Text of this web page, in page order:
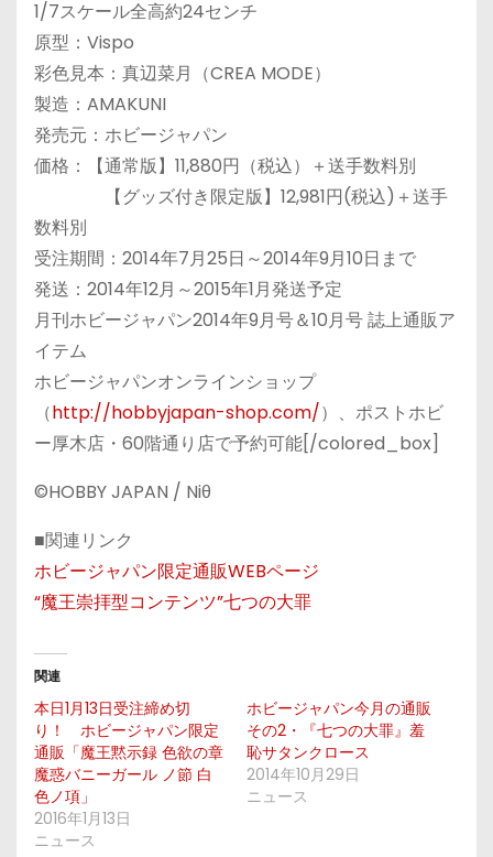
1/7スケール全高約24センチ
原型：Vispo
彩色見本：真辺菜月（CREA MODE）
製造：AMAKUNI
発売元：ホビージャパン
価格：【通常版】11,880円（税込）＋送手数料別
【グッズ付き限定版】12,981円(税込)＋送手
数料別
受注期間：2014年7月25日～2014年9月10日まで
発送：2014年12月～2015年1月発送予定
月刊ホビージャパン2014年9月号＆10月号 誌上通販ア
イテム
ホビージャパンオンラインショップ
（http://hobbyjapan-shop.com/）、ポストホビ
ー厚木店・60階通り店で予約可能[/colored_box]
©HOBBY JAPAN / Niθ
■関連リンク
ホビージャパン限定通販WEBページ
“魔王崇拝型コンテンツ”七つの大罪
関連
本日1月13日受注締め切
り！ ホビージャパン限定
通販「魔王黙示録 色欲の章
魔惑バニーガール ノ節 白
色ノ項」
2016年1月13日
ニュース
ホビージャパン今月の通販
その2・『七つの大罪』羞
恥サタンクロース
2014年10月29日
ニュース